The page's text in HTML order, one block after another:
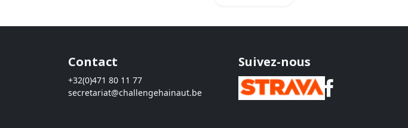
Contact
+32(0)471 80 11 77
secretariat@challengehainaut.be
Suivez-nous